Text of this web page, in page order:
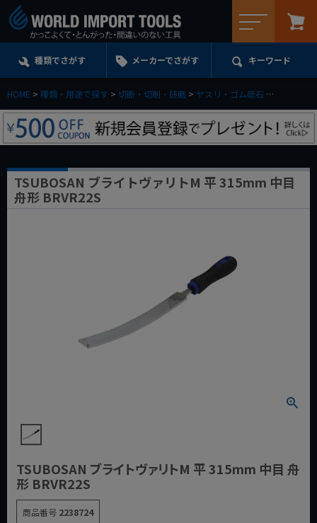
種類でさがす メーカーでさがす キーワード
HOME 種類・用途で探す 切断・切削・研磨 ヤスリ・ゴム砥石
TSUBOSAN ブライトヴァリトM 平 315mm 中目
舟形 BRVR22S
TSUBOSAN ブライトヴァリトM 平 315mm 中目 舟
形 BRVR22S
商品番号 2238724